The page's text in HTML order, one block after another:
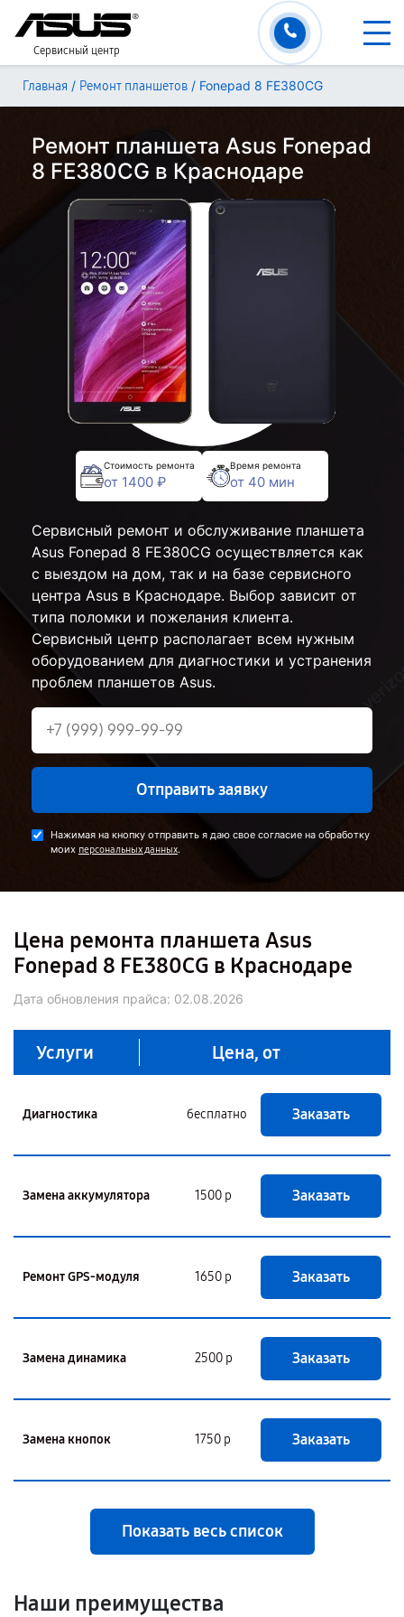
Сервисный центр
Главная / Ремонт планшетов / Fonepad 8 FE380CG
Ремонт планшета Asus Fonepad
8 FE380CG в Краснодаре
Стоимость ремонта
от 1400 ₽
Время ремонта
от 40 мин
Сервисный ремонт и обслуживание планшета
Asus Fonepad 8 FE380CG осуществляется как
с выездом на дом, так и на базе сервисного
центра Asus в Краснодаре. Выбор зависит от
типа поломки и пожелания клиента.
Сервисный центр располагает всем нужным
оборудованием для диагностики и устранения
проблем планшетов Asus.
Отправить заявку
Нажимая на кнопку отправить я даю свое согласие на обработку
моих персональных данных.
Цена ремонта планшета Asus
Fonepad 8 FE380CG в Краснодаре
Дата обновления прайса: 02.08.2026
Услуги Цена, от
Диагностика бесплатно Заказать
Замена аккумулятора 1500 р Заказать
Ремонт GPS-модуля 1650 р Заказать
Замена динамика 2500 р Заказать
Замена кнопок 1750 р Заказать
Показать весь список
Наши преимущества